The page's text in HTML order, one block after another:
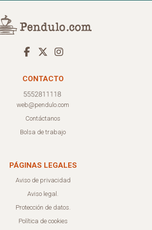
CONTACTO
web@pendulo.com
Contáctanos
Bolsa de trabajo
PÁGINAS LEGALES
Aviso de privacidad
Aviso legal.
Protección de datos.
Política de cookies